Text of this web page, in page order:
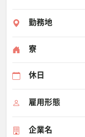
勤務地
寮
休日
雇用形態
企業名